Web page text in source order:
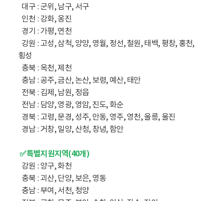
대구 : 군위, 남구, 서구
인천 : 강화, 옹진
경기 : 가평, 연천
강원 : 고성, 삼척, 양양, 영월, 정선, 철원, 태백, 평창, 홍천,
횡성
충북 : 옥천, 제천
충남 : 공주, 금산, 논산, 보령, 예산, 태안
전북 : 김제, 남원, 정읍
전남 : 담양, 영광, 영암, 진도, 화순
경북 : 고령, 문경, 성주, 안동, 영주, 영천, 울릉, 울진
경남 : 거창, 밀양, 산청, 창녕, 함안
✅특별지원지역(40개)
강원 : 양구, 화천
충북 : 괴산, 단양, 보은, 영동
충남 : 부여, 서천, 청양